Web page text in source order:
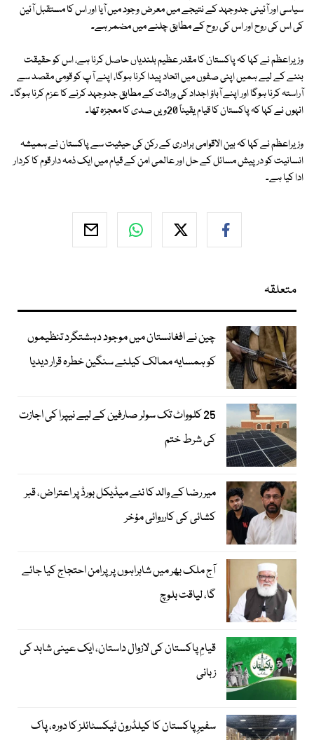
سیاسی اور آئینی جدوجہد کے نتیجے میں معرض وجود میں آیا اور اس کا مستقبل آئین
کی اس کی روح اور اس کی روح کے مطابق چلنے میں مضمر ہے۔
وزیراعظم نے کہا کہ پاکستان کا مقدر عظیم بلندیاں حاصل کرنا ہے، اس کو حقیقت
بننے کے لیے ہمیں اپنی صفوں میں اتحاد پیدا کرنا ہوگا، اپنے آپ کو قومی مقصد سے
آراستہ کرنا ہوگا اور اپنے آباؤ اجداد کی وراثت کے مطابق جدوجہد کرنے کا عزم کرنا ہوگا۔
انہوں نے کہا کہ پاکستان کا قیام یقیناً 20ویں صدی کا معجزہ تھا۔
وزیراعظم نے کہا کہ بین الاقوامی برادری کے رکن کی حیثیت سے پاکستان نے ہمیشہ
انسانیت کو درپیش مسائل کے حل اور عالمی امن کے قیام میں ایک ذمہ دار قوم کا کردار
ادا کیا ہے۔
متعلقہ
چین نے افغانستان میں موجود دہشتگرد تنظیموں
کو ہمسایہ ممالک کیلئے سنگین خطرہ قرار دیدیا
25 کلوواٹ تک سولر صارفین کے لیے نیپرا کی اجازت
کی شرط ختم
میر رضا کے والد کا نئے میڈیکل بورڈ پر اعتراض، قبر
کشائی کی کارروائی مؤخر
آج ملک بھر میں شاہراہوں پر پرامن احتجاج کیا جائے
گا، لیاقت بلوچ
قیامِ پاکستان کی لازوال داستان، ایک عینی شاہد کی
زبانی
سفیرِ پاکستان کا کیلڈرون ٹیکسٹائلز کا دورہ، پاک